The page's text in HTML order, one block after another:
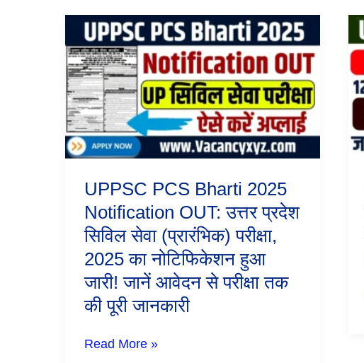
UPPSC PCS Bharti 2025
Notification OUT: उत्तर प्रदेश
सिविल सेवा (प्रारंभिक) परीक्षा,
2025 का नोटिफिकेशन हुआ
जारी! जानें आवेदन से परीक्षा तक
की पूरी जानकारी
UPPSC
PCS
Bharti
2025
Notification
OUT:
उत्तर
प्रदेश
सिविल
सेवा
(प्रारंभिक)
2025
का
नोटिफिकेशन
हुआ
जानें
आवेदन
से
परीक्षा
पूरी
Read More »